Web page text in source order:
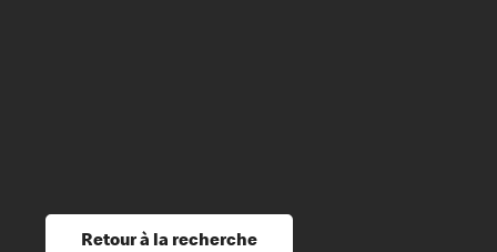
et perfectionnement
du savoirRetour à la recherche